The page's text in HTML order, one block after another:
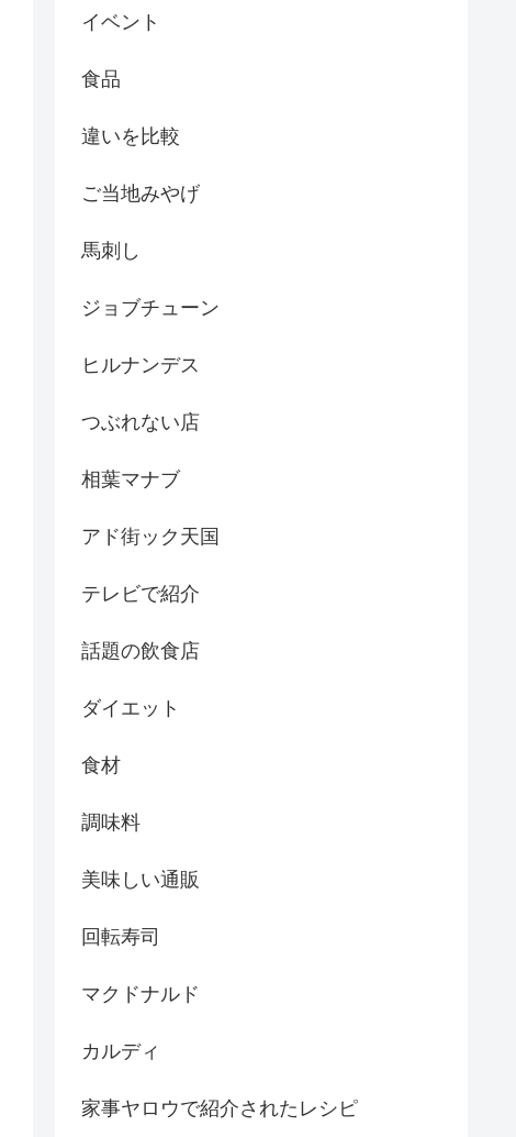
イベント
食品
違いを比較
ご当地みやげ
馬刺し
ジョブチューン
ヒルナンデス
つぶれない店
相葉マナブ
アド街ック天国
テレビで紹介
話題の飲食店
ダイエット
食材
調味料
美味しい通販
回転寿司
マクドナルド
カルディ
家事ヤロウで紹介されたレシピ